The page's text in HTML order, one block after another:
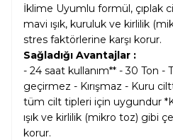
İklime Uyumlu formül, çıplak
mavi ışık, kuruluk ve kirlilik
stres faktörlerine karşı korur.
Sağladığı Avantajlar :
- 24 saat kullanım** - 30 Ton -
geçirmez - Kırışmaz - Kuru
tüm cilt tipleri için uygundur
ışık ve kirlilik (mikro toz) gibi
korur.